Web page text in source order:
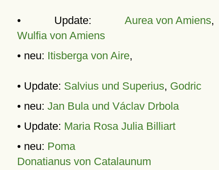
• Update: Aurea von Amiens,
Wulfia von Amiens
• neu: Itisberga von Aire,
• Update: Salvius und Superius, Godric
• neu: Jan Bula und Václav Drbola
• Update: Maria Rosa Julia Billiart
• neu: Poma
Donatianus von Catalaunum